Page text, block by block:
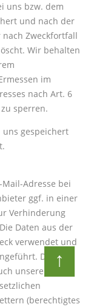
uns bzw. dem
und nach der
Zweckfortfall
Wir behalten
im
nach Art. 6
sperren.
uns gespeichert
Adresse bei
ggf. in einer
Verhinderung
Daten aus der
verwendet und
Dies
unserem
(berechtigtes
↑